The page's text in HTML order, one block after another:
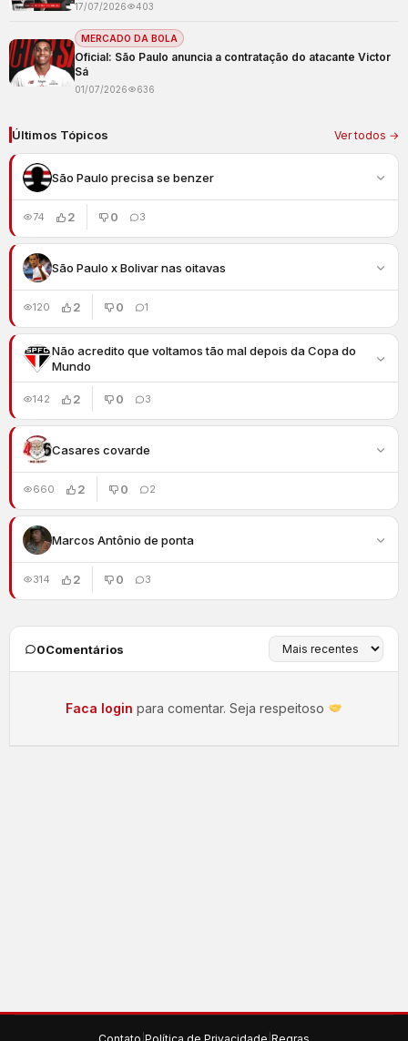
17/07/2026 403
MERCADO DA BOLA
Oficial: São Paulo anuncia a contratação do atacante Victor
Sá
01/07/2026 636
Últimos Tópicos Ver todos →
São Paulo precisa se benzer
74 2 0 3
São Paulo x Bolivar nas oitavas
120 2 0 1
Não acredito que voltamos tão mal depois da Copa do
Mundo
142 2 0 3
Casares covarde
660 2 0 2
Marcos Antônio de ponta
314 2 0 3
0Comentários
Faca login para comentar. Seja respeitoso